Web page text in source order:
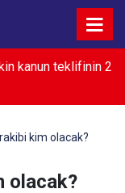
kanun teklifinin 2
942 milyon
kim olacak?
olacak?